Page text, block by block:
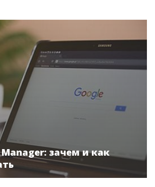
зачем и как